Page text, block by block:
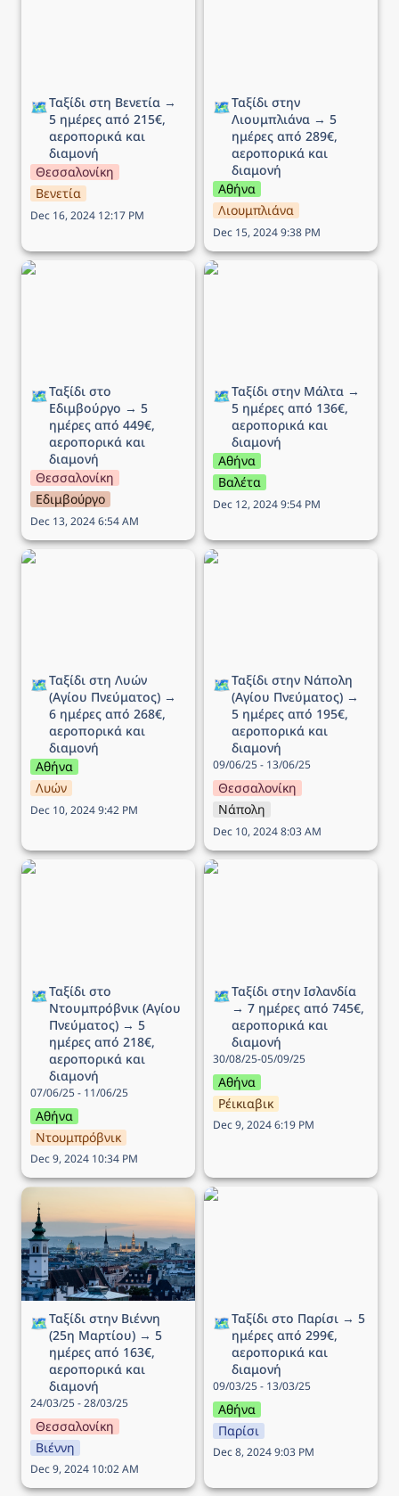
🗺️Ταξίδι στη Βενετία →
5 ημέρες από 215€,
αεροπορικά και
διαμονή
Θεσσαλονίκη
Βενετία
Dec 16, 2024 12:17 PM
🗺️Ταξίδι στην
Λιουμπλιάνα → 5
ημέρες από 289€,
αεροπορικά και
διαμονή
Αθήνα
Λιουμπλιάνα
Dec 15, 2024 9:38 PM
Ταξίδι στο Εδιμβούργο →
🗺️Ταξίδι στο
Εδιμβούργο → 5
ημέρες από 449€,
αεροπορικά και
διαμονή
Θεσσαλονίκη
Εδιμβούργο
Dec 13, 2024 6:54 AM
Ταξίδι στην Μάλτα → 5
🗺️Ταξίδι στην Μάλτα →
5 ημέρες από 136€,
αεροπορικά και
διαμονή
Αθήνα
Βαλέτα
Dec 12, 2024 9:54 PM
Ταξίδι στη Λυών (Αγίου
🗺️Ταξίδι στη Λυών
(Αγίου Πνεύματος) →
6 ημέρες από 268€,
αεροπορικά και
διαμονή
Αθήνα
Λυών
Dec 10, 2024 9:42 PM
Ταξίδι στην Νάπολη
🗺️Ταξίδι στην Νάπολη
(Αγίου Πνεύματος) →
5 ημέρες από 195€,
αεροπορικά και
διαμονή
09/06/25 - 13/06/25
Θεσσαλονίκη
Νάπολη
Dec 10, 2024 8:03 AM
Ταξίδι στο Ντουμπρόβνικ
🗺️Ταξίδι στο
Ντουμπρόβνικ (Αγίου
Πνεύματος) → 5
ημέρες από 218€,
αεροπορικά και
διαμονή
07/06/25 - 11/06/25
Αθήνα
Ντουμπρόβνικ
Dec 9, 2024 10:34 PM
Ταξίδι στην Ισλανδία → 7
🗺️Ταξίδι στην Ισλανδία
→ 7 ημέρες από 745€,
αεροπορικά και
διαμονή
30/08/25-05/09/25
Αθήνα
Ρέικιαβικ
Dec 9, 2024 6:19 PM
Ταξίδι στην Βιέννη (25η
Μαρτίου) → 5 ημέρες
από 163€, αεροπορικά
και διαμονή
🗺️Ταξίδι στην Βιέννη
(25η Μαρτίου) → 5
ημέρες από 163€,
αεροπορικά και
διαμονή
24/03/25 - 28/03/25
Θεσσαλονίκη
Βιέννη
Dec 9, 2024 10:02 AM
Ταξίδι στο Παρίσι → 5
🗺️Ταξίδι στο Παρίσι → 5
ημέρες από 299€,
αεροπορικά και
διαμονή
09/03/25 - 13/03/25
Αθήνα
Παρίσι
Dec 8, 2024 9:03 PM